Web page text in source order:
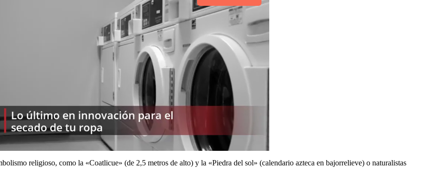
religioso, como la «Coatlicue» (de 2,5 metros de alto) y la «Piedra del sol» (calendario azteca en bajorrelieve) o naturalistas